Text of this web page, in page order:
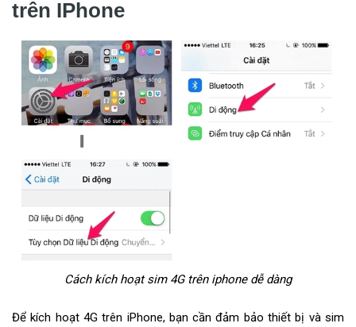
trên IPhone
Cách kích hoạt sim 4G trên iphone dễ dàng
Để kích hoạt 4G trên iPhone, bạn cần đảm bảo thiết bị và sim